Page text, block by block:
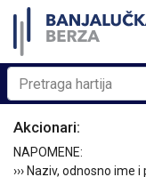
Akcionari:
NAPOMENE:
››› Naziv, odnosno